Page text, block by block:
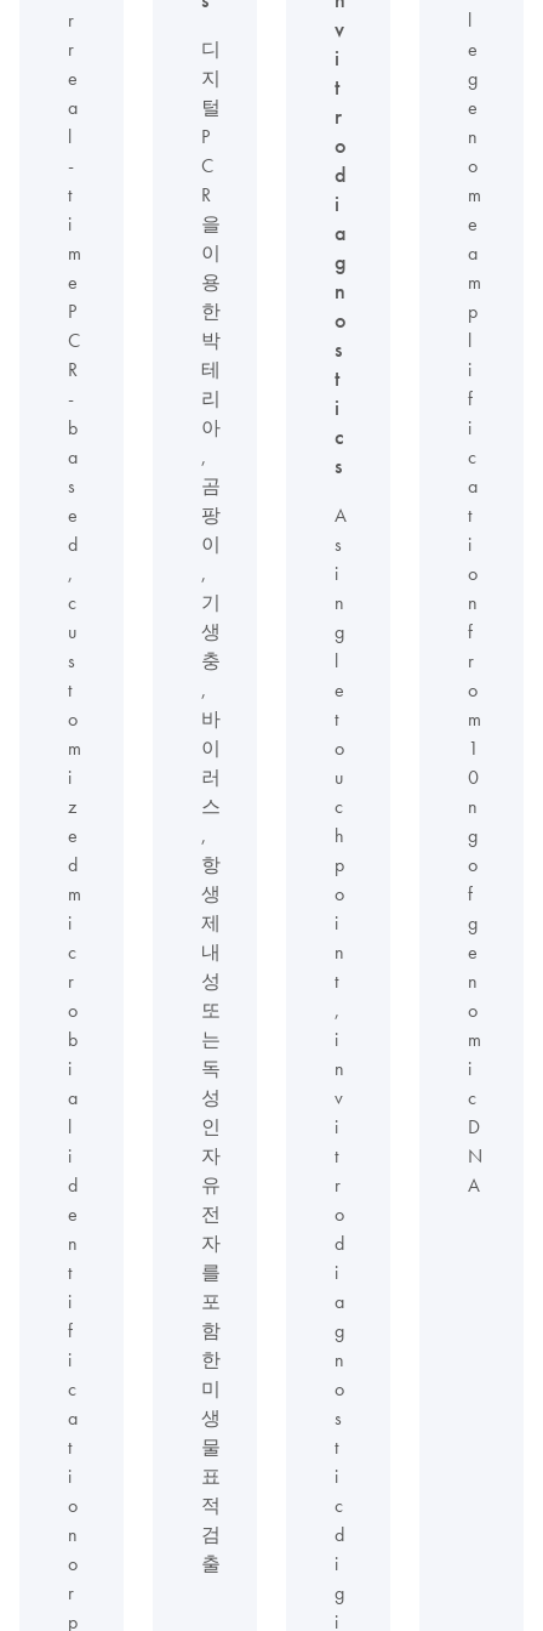
r
r
e
a
l
-
t
i
m
e
P
C
R
-
b
a
s
e
d
,
c
u
s
t
o
m
i
z
e
d
m
i
c
r
o
b
i
a
l
i
d
e
n
t
i
f
i
c
a
t
i
o
n
o
r
p
디
지
털
P
C
R
을
이
용
한
박
테
리
아
,
곰
팡
이
,
기
생
충
,
바
이
러
스
,
항
생
제
내
성
또
는
독
성
인
자
유
전
자
를
포
함
한
미
생
물
표
적
검
출
v
i
t
r
o
d
i
a
g
n
o
s
t
i
c
s
A
s
i
n
g
l
e
t
o
u
c
h
p
o
i
n
t
,
i
n
v
i
t
r
o
d
i
a
g
n
o
s
t
i
c
d
i
g
i
l
e
g
e
n
o
m
e
a
m
p
l
i
f
i
c
a
t
i
o
n
f
r
o
m
1
0
n
g
o
f
g
e
n
o
m
i
c
D
N
A